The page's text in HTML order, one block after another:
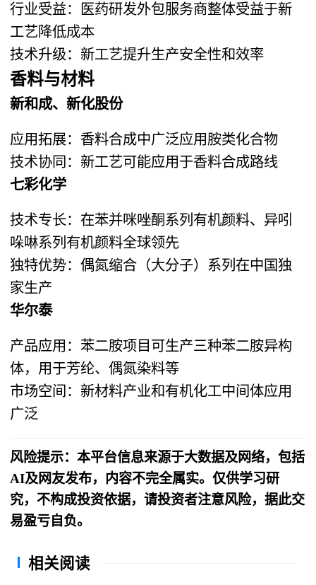
行业受益：医药研发外包服务商整体受益于新
工艺降低成本
技术升级：新工艺提升生产安全性和效率
香料与材料
新和成、新化股份
应用拓展：香料合成中广泛应用胺类化合物
技术协同：新工艺可能应用于香料合成路线
七彩化学
技术专长：在苯并咪唑酮系列有机颜料、异吲
哚啉系列有机颜料全球领先
独特优势：偶氮缩合（大分子）系列在中国独
家生产
华尔泰
产品应用：苯二胺项目可生产三种苯二胺异构
体，用于芳纶、偶氮染料等
市场空间：新材料产业和有机化工中间体应用
广泛
风险提示：本平台信息来源于大数据及网络，包括
AI及网友发布，内容不完全属实。仅供学习研
究，不构成投资依据，请投资者注意风险，据此交
易盈亏自负。
相关阅读